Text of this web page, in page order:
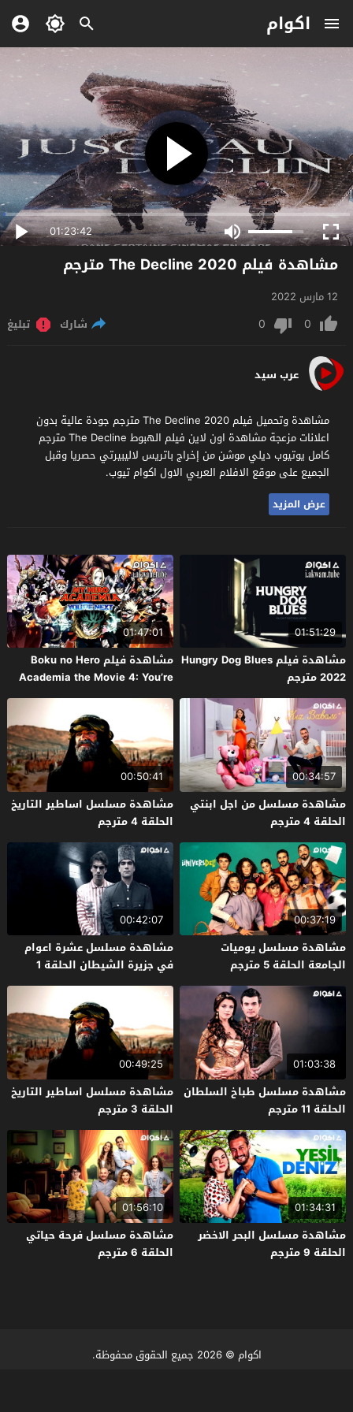
اكوام
01:23:42
مشاهدة فيلم The Decline 2020 مترجم
12 مارس 2022
0
0 شارك تبليغ
عرب سيد
مشاهدة وتحميل فيلم The Decline 2020 مترجم جودة عالية بدون
اعلانات مزعجة مشاهدة اون لاين فيلم الهبوط The Decline مترجم
كامل يوتيوب ديلي موشن من إخراج باتريس لاليبيرتي حصريا وقبل
الجميع على موقع الافلام العربي الاول اكوام تيوب.
عرض المزيد
01:51:29
مشاهدة فيلم Hungry Dog Blues
2022 مترجم
01:47:01
مشاهدة فيلم Boku no Hero
Academia the Movie 4: You’re
Next 2024 مترجم
00:34:57
مشاهدة مسلسل من اجل ابنتي
الحلقة 4 مترجم
00:50:41
مشاهدة مسلسل اساطير التاريخ
الحلقة 4 مترجم
00:37:19
مشاهدة مسلسل يوميات
الجامعة الحلقة 5 مترجم
00:42:07
مشاهدة مسلسل عشرة اعوام
في جزيرة الشيطان الحلقة 1
مترجم
01:03:38
مشاهدة مسلسل طباخ السلطان
الحلقة 11 مترجم
00:49:25
مشاهدة مسلسل اساطير التاريخ
الحلقة 3 مترجم
01:34:31
مشاهدة مسلسل البحر الاخضر
الحلقة 9 مترجم
01:56:10
مشاهدة مسلسل فرحة حياتي
الحلقة 6 مترجم
اكوام © 2026 جميع الحقوق محفوظة.